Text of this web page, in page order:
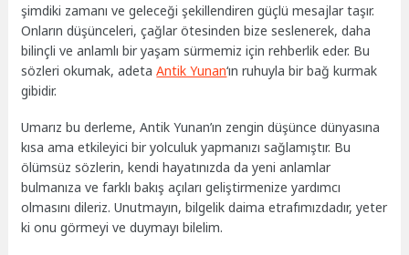
şimdiki zamanı ve geleceği şekillendiren güçlü mesajlar taşır.
Onların düşünceleri, çağlar ötesinden bize seslenerek, daha
bilinçli ve anlamlı bir yaşam sürmemiz için rehberlik eder. Bu
sözleri okumak, adetaAntik Yunan‘ın ruhuyla bir bağ kurmak
gibidir.
Umarız bu derleme, Antik Yunan’ın zengin düşünce dünyasına
kısa ama etkileyici bir yolculuk yapmanızı sağlamıştır. Bu
ölümsüz sözlerin, kendi hayatınızda da yeni anlamlar
bulmanıza ve farklı bakış açıları geliştirmenize yardımcı
olmasını dileriz. Unutmayın, bilgelik daima etrafımızdadır, yeter
ki onu görmeyi ve duymayı bilelim.